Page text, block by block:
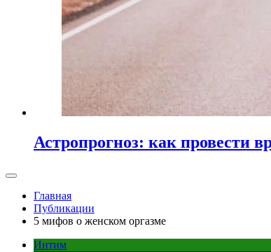
Астропрогноз: как провести
Главная
Публикации
5 мифов о женском оргазме
Интим